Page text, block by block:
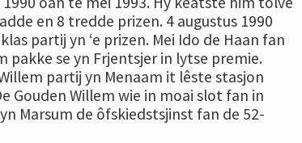
en 8 tredde prizen. 4 augustus 1990
partij yn ‘e prizen. Mei Ido de Haan fan
pakke se yn Frjentsjer in lytse premie.
partij yn Menaam it lêste stasjon
Gouden Willem wie in moai slot fan in
Marsum de ôfskiedstsjinst fan de 52-